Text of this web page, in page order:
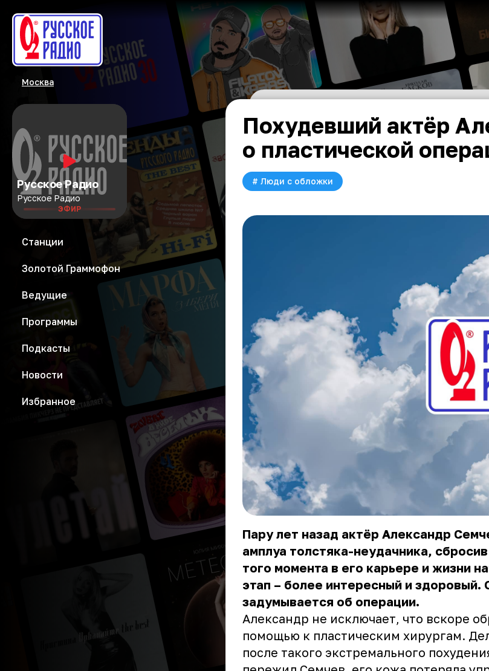
Москва
Русское Радио
Русское Радио
ЭФИР
Станции
Золотой Граммофон
Ведущие
Программы
Подкасты
Новости
Избранное
Похудевший актёр
о пластической
# Люди с обложки
Пару лет назад актёр Александр
амплуа толстяка-неудачника,
того момента в его карьере и жизни
этап – более интересный и здоровый.
задумывается об операции.
Александр не исключает, что вскоре
помощью к пластическим хирургам.
после такого экстремального